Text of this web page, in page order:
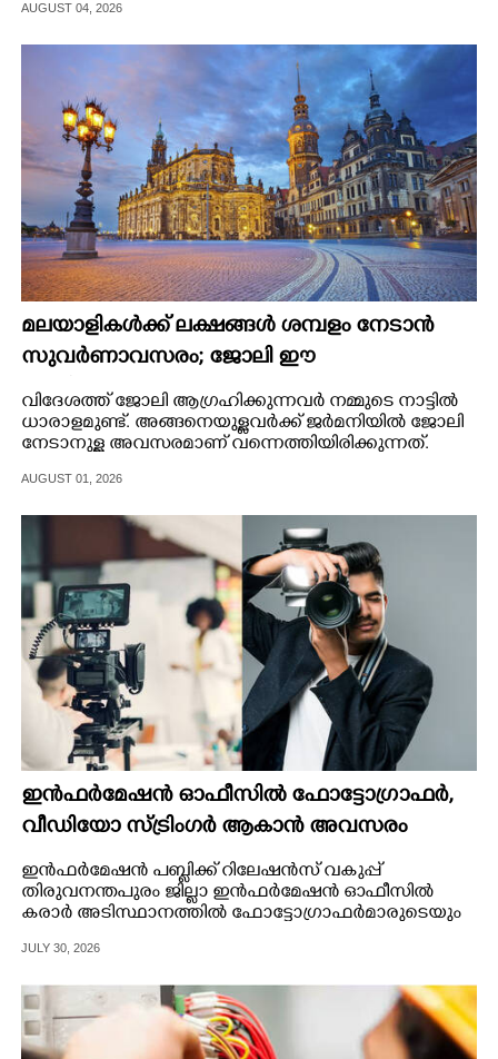
AUGUST 04, 2026
മലയാളികൾക്ക് ലക്ഷങ്ങൾ ശമ്പളം നേടാൻ
സുവർണാവസരം; ജോലി ഈ
അതിമനോഹരമായ രാജ്യത്ത്
വിദേശത്ത് ജോലി ആഗ്രഹിക്കുന്നവർ നമ്മുടെ നാട്ടിൽ
ധാരാളമുണ്ട്. അങ്ങനെയുള്ളവർക്ക് ജർമനിയിൽ ജോലി
നേടാനുള്ള അവസരമാണ് വന്നെത്തിയിരിക്കുന്നത്.
AUGUST 01, 2026
ഇൻഫർമേഷൻ ഓഫീസിൽ ഫോട്ടോഗ്രാഫർ,
വീഡിയോ സ്ട്രിംഗർ ആകാൻ അവസരം
ഇൻഫർമേഷൻ പബ്ലിക്ക് റിലേഷൻസ് വകുപ്പ്
തിരുവനന്തപുരം ജില്ലാ ഇൻഫർമേഷൻ ഓഫീസിൽ
കരാർ അടിസ്ഥാനത്തിൽ ഫോട്ടോഗ്രാഫർമാരുടെയും
JULY 30, 2026